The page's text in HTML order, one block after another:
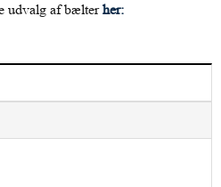
udvalg af bælterher: